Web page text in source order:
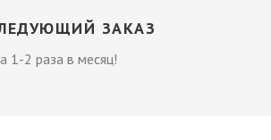
ЗАКАЗ
1-2 раза в месяц!